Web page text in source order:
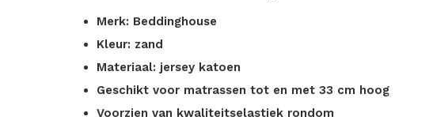
Merk: Beddinghouse
Kleur: zand
Materiaal: jersey katoen
Geschikt voor matrassen tot en met 33 cm hoog
Voorzien van kwaliteitselastiek rondom